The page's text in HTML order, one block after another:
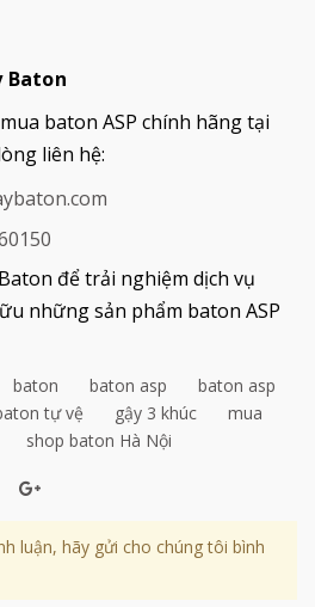
Baton
baton ASP chính hãng tại
liên hệ:
để trải nghiệm dịch vụ
những sản phẩm baton ASP
baton baton asp
baton asp
tự vệ gậy 3 khúc
mua
shop baton Hà Nội
luận, hãy gửi cho chúng tôi bình